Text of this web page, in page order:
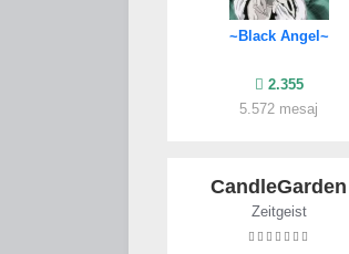
~Black Angel~
2.355
5.572 mesaj
CandleGarden
Zeitgeist